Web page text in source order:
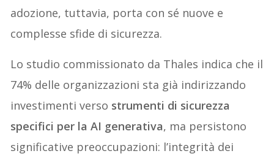
adozione, tuttavia, porta con sé nuove e
complesse sfide di sicurezza.
Lo studio commissionato da Thales indica che il
74% delle organizzazioni sta già indirizzando
investimenti verso strumenti di sicurezza
specifici per la AI generativa, ma persistono
significative preoccupazioni: l’integrità dei